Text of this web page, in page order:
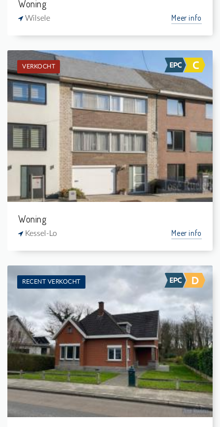
Woning
Wilsele Meer info
VERKOCHT
Verkocht: Burgerwoning
3
-
1
229 m²
Woning
Kessel-Lo Meer info
RECENT VERKOCHT
Verkocht: Woning
4
942 m²
-
171 m²